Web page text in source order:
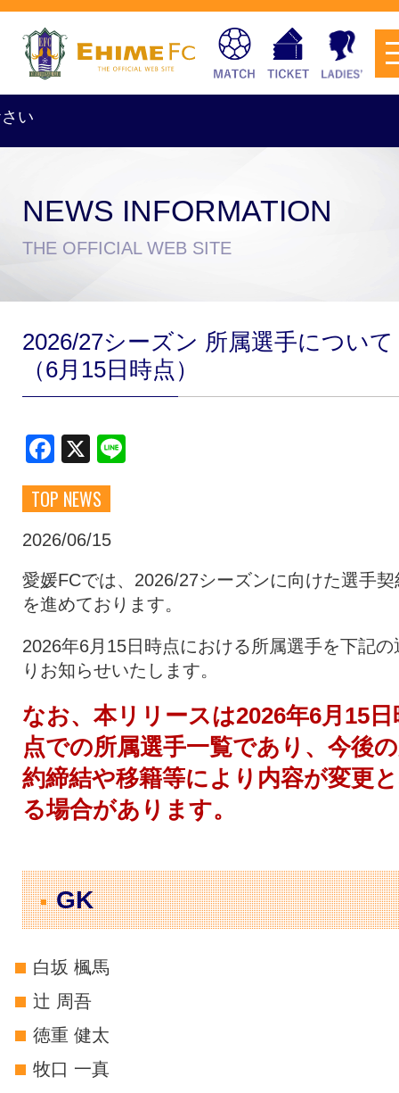
試合日程・結果
スクール
チケットを購入
トップチーム アカデミー
スポンサー グッズ
特設ページ
NEWS INFORMATION
THE OFFICIAL WEB SITE
2026/27シーズン 所属選手について
（6月15日時点）
Facebook
X
TOP NEWS
2026/06/15
愛媛FCでは、2026/27シーズンに向けた選手契
を進めております。
2026年6月15日時点における所属選手を下記の
りお知らせいたします。
なお、本リリースは2026年6月15日
点での所属選手一覧であり、今後
約締結や移籍等により内容が変更
る場合があります。
GK
白坂 楓馬
辻 周吾
徳重 健太
牧口 一真